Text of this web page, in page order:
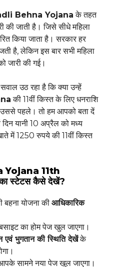
Behna Yojana के तहत
की जाती है। जिसे सीधे महिला
किया जाता है। सरकार हर
है, लेकिन इस बार सभी महिला
जारी की गई।
उठ रहा है कि क्या उन्हें
की 11वीं किस्त के लिए धनराशि
पहले। तो हम आपको बता दें
यानी 10 अप्रैल को मध्य
में 1250 रुपये की 11वीं किस्त
Yojana 11th
स्टेटस कैसे देखें?
योजना की आधिकारिक
का होम पेज खुल जाएगा।
एवं भुगतान की स्थिति देखेंके
सामने नया पेज खुल जाएगा।